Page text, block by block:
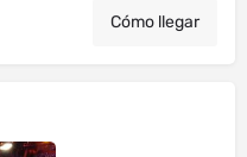
Cómo llegar